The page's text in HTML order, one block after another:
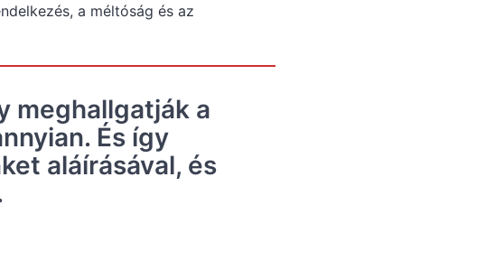
a méltóság és az
meghallgatják a
És így
aláírásával, és